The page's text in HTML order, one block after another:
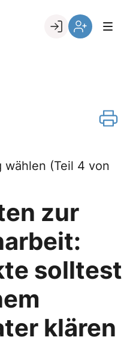
(Teil 4 von
zur
solltest
klären